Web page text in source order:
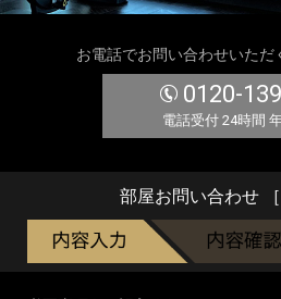
お電話でお問い合わせいただ
0120-
電話受付 24時間
部屋お問い合わせ ［